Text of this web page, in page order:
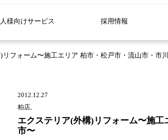
様向けサービス 採用情報
リフォーム〜施工エリア 柏市・松戸市・流山市・市
2012.12.27
柏店,
エクステリア(外構)リフォーム〜施工
市〜